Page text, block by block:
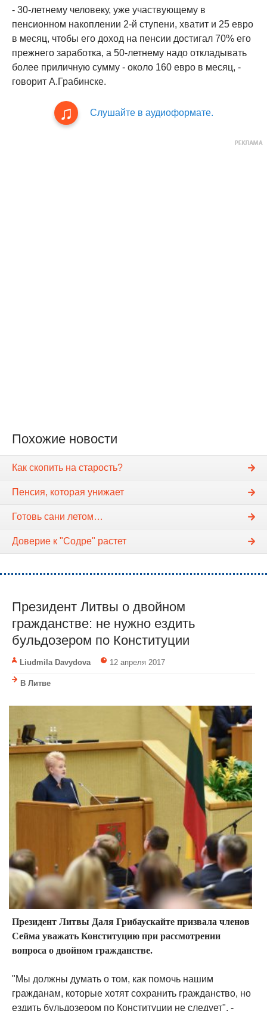
- 30-летнему человеку, уже участвующему в
пенсионном накоплении 2-й ступени, хватит и 25 евро
в месяц, чтобы его доход на пенсии достигал 70% его
прежнего заработка, а 50-летнему надо откладывать
более приличную сумму - около 160 евро в месяц, -
говорит А.Грабинске.
Слушайте в аудиоформате.
Похожие новости
Как скопить на старость?
Пенсия, которая унижает
Готовь сани летом…
Доверие к "Содре" растет
Президент Литвы о двойном
гражданстве: не нужно ездить
бульдозером по Конституции
Liudmila Davydova 12 апреля 2017
В Литве
Президент Литвы Даля Грибаускайте призвала членов
Сейма уважать Конституцию при рассмотрении
вопроса о двойном гражданстве.
"Мы должны думать о том, как помочь нашим
гражданам, которые хотят сохранить гражданство, но
ездить бульдозером по Конституции не следует", -